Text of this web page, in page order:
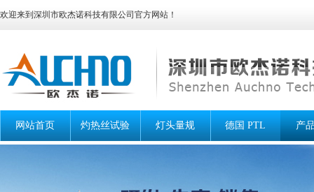
欢迎来到深圳市欧杰诺科技有限公司官方网站！
网站首页 灼热丝试验 灯头量规 德国 PTL 产